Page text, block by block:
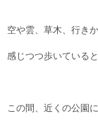
空や雲、草木、行き
感じつつ歩いている
この間、近くの公園